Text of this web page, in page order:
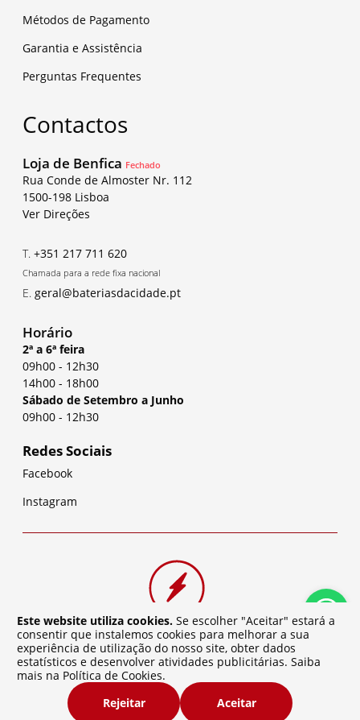
Métodos de Pagamento
Garantia e Assistência
Perguntas Frequentes
Contactos
Loja de Benfica Fechado
Rua Conde de Almoster Nr. 112
1500-198 Lisboa
Ver Direções
T. +351 217 711 620
Chamada para a rede fixa nacional
E. geral@bateriasdacidade.pt
Horário
2ª a 6ª feira
09h00 - 12h30
14h00 - 18h00
Sábado de Setembro a Junho
09h00 - 12h30
Redes Sociais
Facebook
Instagram
2026 Baterias da Cidade | Desenvolvido por
Atelier de
Software
Este website utiliza cookies. Se escolher "Aceitar" estará a
consentir que instalemos cookies para melhorar a sua
experiência de utilização do nosso site, obter dados
estatísticos e desenvolver atividades publicitárias. Saiba
mais na Política de Cookies.
Rejeitar
Aceitar